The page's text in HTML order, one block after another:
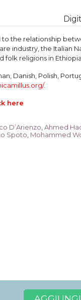
to the relationship
industry, the Italian
folk religions in
Danish, Polish,
.
here
D’Arienzo Ahmed
Spoto Mohammed